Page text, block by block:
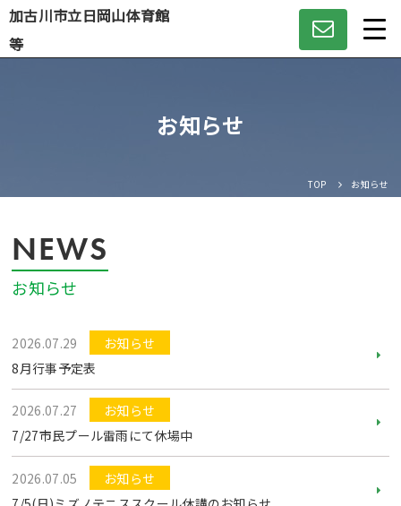
加古川市立日岡山体育館
等
日本語
Portugues
お知らせ
TOP お知らせ
NEWS
お知らせ
2026.07.29
お知らせ
8月行事予定表
2026.07.27
お知らせ
7/27市民プール雷雨にて休場中
2026.07.05
お知らせ